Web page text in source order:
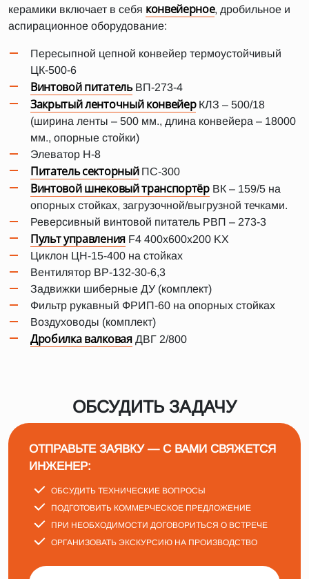
керамики включает в себя конвейерное, дробильное и
аспирационное оборудование:
Пересыпной цепной конвейер термоустойчивый
ЦК-500-6
Винтовой питательВП-273-4
Закрытый ленточный конвейерКЛЗ – 500/18
(ширина ленты – 500 мм., длина конвейера – 18000
мм., опорные стойки)
Элеватор H-8
Питатель секторныйПС-300
Винтовой шнековый транспортёрВК – 159/5 на
опорных стойках, загрузочной/выгрузной течками.
Реверсивный винтовой питатель РВП – 273-3
Пульт управленияF4 400x600x200 KX
Циклон ЦН-15-400 на стойках
Вентилятор ВР-132-30-6,3
Задвижки шиберные ДУ (комплект)
Фильтр рукавный ФРИП-60 на опорных стойках
Воздуховоды (комплект)
Дробилка валковаяДВГ 2/800
ОБСУДИТЬ ЗАДАЧУ
ОТПРАВЬТЕ ЗАЯВКУ — С ВАМИ СВЯЖЕТСЯ
ИНЖЕНЕР:
ОБСУДИТЬ ТЕХНИЧЕСКИЕ ВОПРОСЫ
ПОДГОТОВИТЬ КОММЕРЧЕСКОЕ ПРЕДЛОЖЕНИЕ
ПРИ НЕОБХОДИМОСТИ ДОГОВОРИТЬСЯ О ВСТРЕЧЕ
ОРГАНИЗОВАТЬ ЭКСКУРСИЮ НА ПРОИЗВОДСТВО